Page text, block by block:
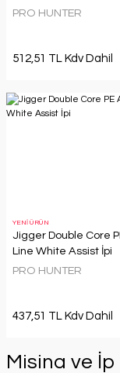
PRO HUNTER
512,51 TL Kdv Dahil
YENİ ÜRÜN
Jigger Double Core
Line White Assist İpi
PRO HUNTER
437,51 TL Kdv Dahil
Misina ve